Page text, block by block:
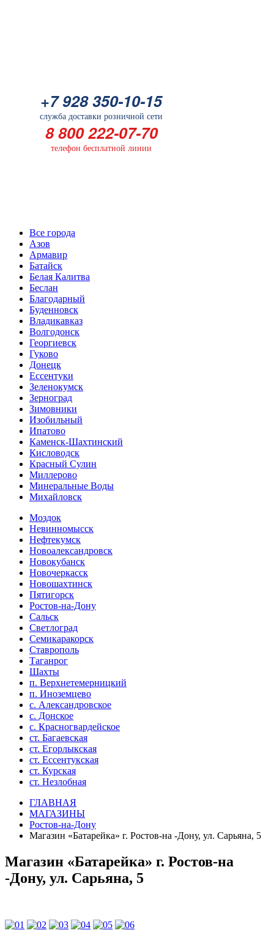
+7 928 350-10-15
служба доставки розничной сети
8 800 222-07-70
телефон бесплатной линии
служба доставки розничной сети
8 800 222-07-70
телефон бесплатной линии
Все города
Азов
Армавир
Батайск
Белая Калитва
Беслан
Благодарный
Буденновск
Владикавказ
Волгодонск
Георгиевск
Гуково
Донецк
Ессентуки
Зеленокумск
Зерноград
Зимовники
Изобильный
Ипатово
Каменск-Шахтинский
Кисловодск
Красный Сулин
Миллерово
Минеральные Воды
Михайловск
Моздок
Невинномысск
Нефтекумск
Новоалександровск
Новокубанск
Новочеркасск
Новошахтинск
Пятигорск
Ростов-на-Дону
Сальск
Светлоград
Семикаракорск
Ставрополь
Таганрог
Шахты
п. Верхнетемерницкий
п. Иноземцево
с. Александровское
с. Донское
с. Красногвардейское
ст. Багаевская
ст. Егорлыкская
ст. Ессентукская
ст. Курская
ст. Незлобная
ГЛАВНАЯ
МАГАЗИНЫ
Ростов-на-Дону
Магазин «Батарейка» г. Ростов-на -Дону, ул. Сарьяна, 5
Магазин «Батарейка» г. Ростов-на
-Дону, ул. Сарьяна, 5